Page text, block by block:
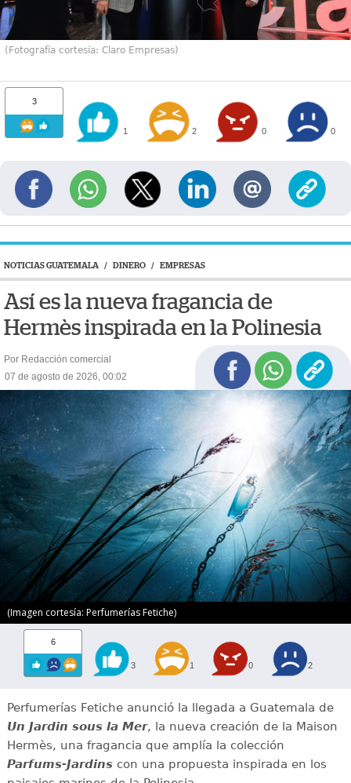
(Fotografía cortesía: Claro Empresas)
3
1 2 0 0
NOTICIAS GUATEMALA / DINERO / EMPRESAS
Así es la nueva fragancia de
Hermès inspirada en la Polinesia
Por Redacción comercial
07 de agosto de 2026, 00:02
(Imagen cortesía: Perfumerías Fetiche)
6
3 1 0 2
Perfumerías Fetiche anunció la llegada a Guatemala de
Un Jardin sous la Mer, la nueva creación de la Maison
Hermès, una fragancia que amplía la colección
Parfums-Jardinscon una propuesta inspirada en los